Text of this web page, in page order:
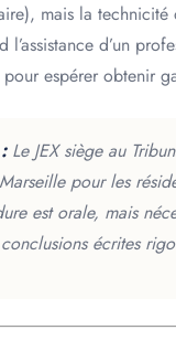
mais la technicité
l’assistance d’un
espérer obtenir
Le JEX siège au
pour les
est orale, mais
écrites